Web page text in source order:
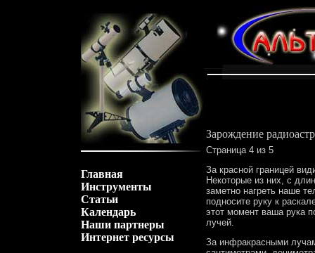
Главная
Инструменты
Статьи
Календарь
Наши партнеры
Интернет ресурсы
Зарождение
Страница 4 из 5
За красной границей
Некоторые из них, с
заметно нагреть наше
подносите руку к
этот момент ваша рука
лучей.
За инфракрасными